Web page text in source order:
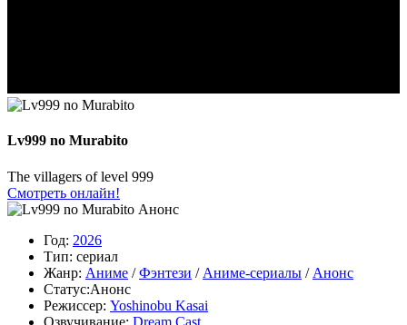
Lv999 no Murabito
The villagers of level 999
Смотреть онлайн!
Анонс
Год: 2026
Тип: сериал
Жанр: Аниме /Фэнтези / Аниме-сериалы / Анонс
Статус:Анонс
Режиссер: Yoshinobu Kasai
Озвучивание: Dream Cast